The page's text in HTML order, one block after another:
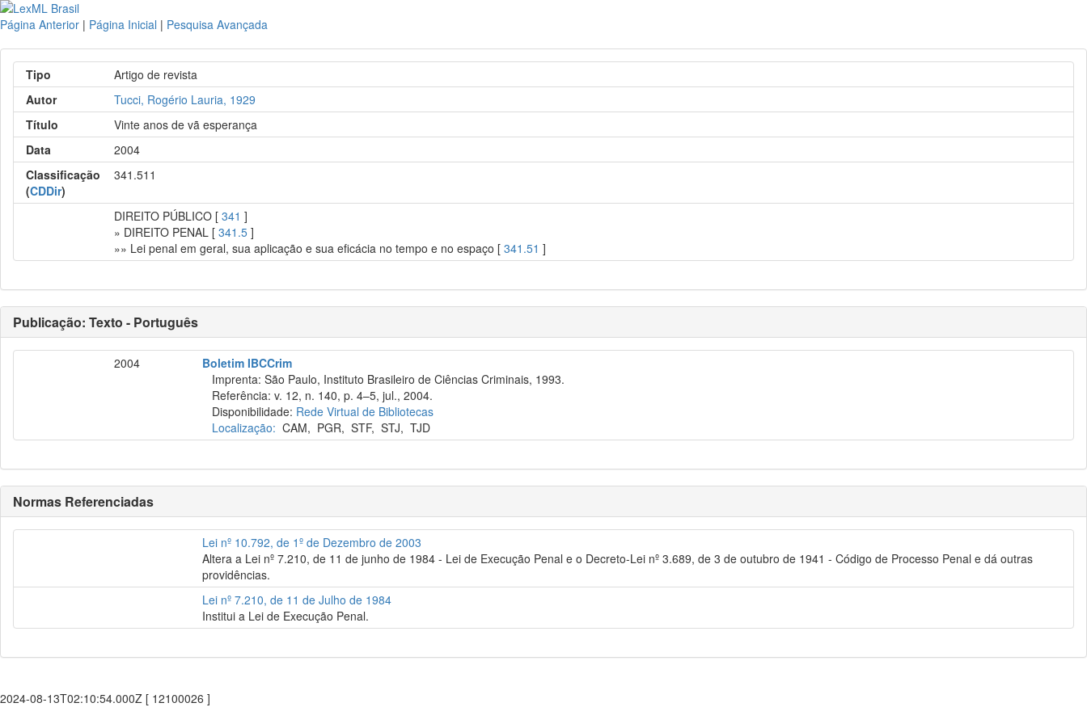
Página Anterior | Página Inicial | Pesquisa Avançada
Tipo
Artigo de revista
Autor
Tucci, Rogério Lauria, 1929
Título
Vinte anos de vã esperança
Data
2004
Classificação
(CDDir)
341.511
DIREITO PÚBLICO [341 ]
» DIREITO PENAL [341.5 ]
»» Lei penal em geral, sua aplicação e sua eficácia no tempo e no espaço [341.51 ]
Publicação: Texto - Português
2004
Boletim IBCCrim
Imprenta: São Paulo, Instituto Brasileiro de Ciências Criminais, 1993.
Referência: v. 12, n. 140, p. 4–5, jul., 2004.
Disponibilidade: Rede Virtual de Bibliotecas
Localização: CAM, PGR,STF,STJ,TJD
Normas Referenciadas
Lei nº 10.792, de 1º de Dezembro de 2003
Altera a Lei nº 7.210, de 11 de junho de 1984 - Lei de Execução Penal e o Decreto-Lei nº 3.689, de 3 de outubro de 1941 - Código de Processo Penal e dá outras
providências.
Lei nº 7.210, de 11 de Julho de 1984
Institui a Lei de Execução Penal.
2024-08-13T02:10:54.000Z [ 12100026 ]